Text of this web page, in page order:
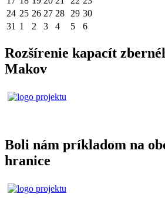
24 25 26 27 28 29 30
31 1 2 3 4 5 6
Rozšírenie kapacít
Makov
Boli nám príkladom na
hranice